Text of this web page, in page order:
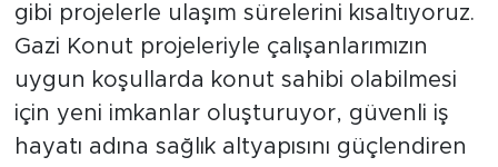
gibi projelerle ulaşım sürelerini kısaltıyoruz.
Gazi Konut projeleriyle çalışanlarımızın
uygun koşullarda konut sahibi olabilmesi
için yeni imkanlar oluşturuyor, güvenli iş
hayatı adına sağlık altyapısını güçlendiren